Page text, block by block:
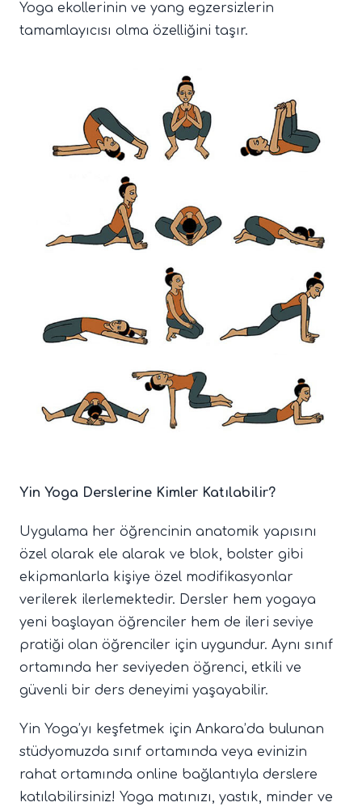
Yoga ekollerinin ve yang egzersizlerin
tamamlayıcısı olma özelliğini taşır.
Yin Yoga Derslerine Kimler Katılabilir?
Uygulama her öğrencinin anatomik yapısını
özel olarak ele alarak ve blok, bolster gibi
ekipmanlarla kişiye özel modifikasyonlar
verilerek ilerlemektedir. Dersler hem yogaya
yeni başlayan öğrenciler hem de ileri seviye
pratiği olan öğrenciler için uygundur. Aynı sınıf
ortamında her seviyeden öğrenci, etkili ve
güvenli bir ders deneyimi yaşayabilir.
Yin Yoga’yı keşfetmek için Ankara’da bulunan
stüdyomuzda sınıf ortamında veya evinizin
rahat ortamında online bağlantıyla derslere
katılabilirsiniz! Yoga matınızı, yastık, minder ve